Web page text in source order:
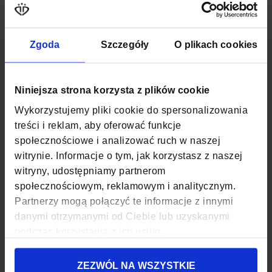
Zgoda Szczegóły O plikach cookies
Niniejsza strona korzysta z plików cookie
Wykorzystujemy pliki cookie do spersonalizowania
treści i reklam, aby oferować funkcje
społecznościowe i analizować ruch w naszej
witrynie. Informacje o tym, jak korzystasz z naszej
witryny, udostępniamy partnerom
społecznościowym, reklamowym i analitycznym.
Partnerzy mogą połączyć te informacje z innymi
danymi otrzymanymi od Ciebie lub uzyskanymi
ZEZWÓL NA WSZYSTKIE
MATERIAŁ POLIESTER
WYSOKOŚĆ
ZAPIĘCIE SUWAK
KOD EAN 5903689734363
ILOŚĆ KOMÓR
MIEŚCI FORMAT A4